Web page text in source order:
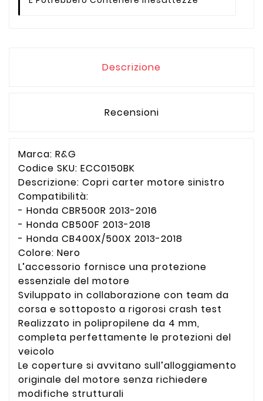
Descrizione
Recensioni
Marca: R&G
Codice SKU: ECC0150BK
Descrizione: Copri carter motore sinistro
Compatibilità:
- Honda CBR500R 2013-2016
- Honda CB500F 2013-2018
- Honda CB400X/500X 2013-2018
Colore: Nero
L’accessorio fornisce una protezione
essenziale del motore
Sviluppato in collaborazione con team da
corsa e sottoposto a rigorosi crash test
Realizzato in polipropilene da 4 mm,
completa perfettamente le protezioni del
veicolo
Le coperture si avvitano sull’alloggiamento
originale del motore senza richiedere
modifiche strutturali